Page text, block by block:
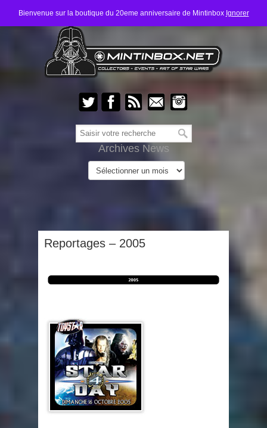
Bienvenue sur la boutique du 20eme anniversaire de Mintinbox Ignorer
Archives News
Reportages – 2005